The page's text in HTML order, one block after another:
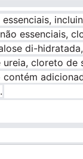
essenciais,
di-
cloreto de
contém